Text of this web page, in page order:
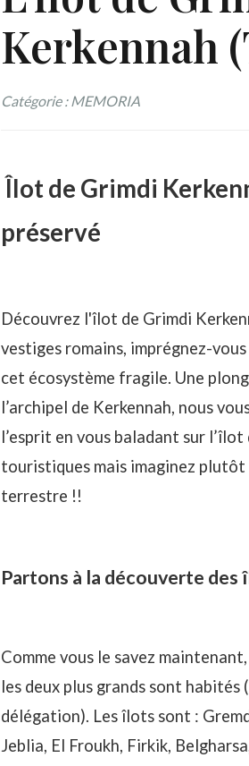
Kerkennah
Catégorie : MEMORIA
Îlot de Grimdi
préservé
Découvrez l'îlot de Grimdi
vestiges romains, imprégnez-
cet écosystème fragile. Une
l’archipel de Kerkennah, nous
l’esprit en vous baladant sur
touristiques mais imaginez
terrestre !!
Partons à la découverte
Comme vous le savez
les deux plus grands sont
délégation). Les îlots sont :
Jeblia, El Froukh, Firkik,